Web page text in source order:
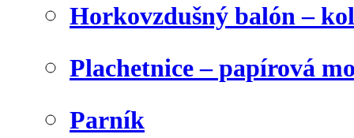
Horkovzdušný balón –
Plachetnice – papírová
Parník